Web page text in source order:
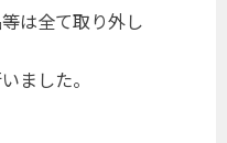
は全て取り外し
ました。